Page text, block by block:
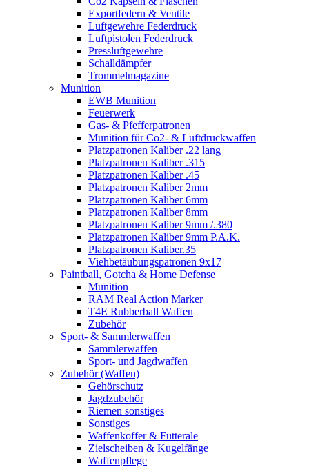
Exportfedern & Ventile
Luftgewehre Federdruck
Luftpistolen Federdruck
Pressluftgewehre
Schalldämpfer
Trommelmagazine
Munition
EWB Munition
Feuerwerk
Gas- & Pfefferpatronen
Munition für Co2- & Luftdruckwaffen
Platzpatronen Kaliber .22 lang
Platzpatronen Kaliber .315
Platzpatronen Kaliber .45
Platzpatronen Kaliber 2mm
Platzpatronen Kaliber 6mm
Platzpatronen Kaliber 8mm
Platzpatronen Kaliber 9mm /.380
Platzpatronen Kaliber 9mm P.A.K.
Platzpatronen Kaliber.35
Viehbetäubungspatronen 9x17
Paintball, Gotcha & Home Defense
Munition
RAM Real Action Marker
T4E Rubberball Waffen
Zubehör
Sport- & Sammlerwaffen
Sammlerwaffen
Sport- und Jagdwaffen
Zubehör (Waffen)
Gehörschutz
Jagdzubehör
Riemen sonstiges
Sonstiges
Waffenkoffer & Futterale
Zielscheiben & Kugelfänge
Waffenpflege